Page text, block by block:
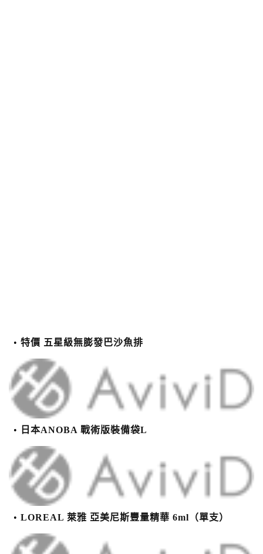
特價 五星級無膨發巴沙魚排
日本ANOBA 戰術版裝備袋L
LOREAL 萊雅 亞美尼斯豐量精華 6ml（單支）